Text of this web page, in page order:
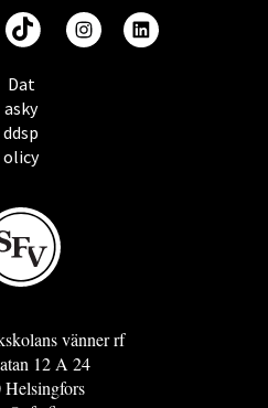
Dat
asky
ddsp
olicy
vänner rf
12 A 24
Helsingfors